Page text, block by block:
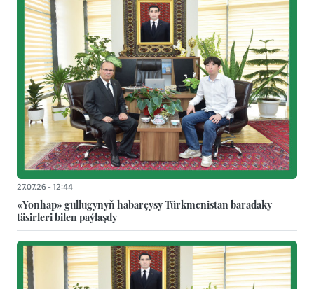
27.07.26 - 12:44
«Yonhap» gullugynyň habarçysy Türkmenistan baradaky
täsirleri bilen paýlaşdy